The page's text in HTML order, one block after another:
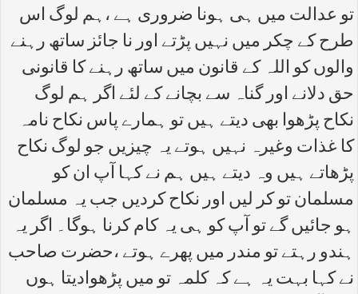
تو عدالت میں ہی ہونا ضروری ہے ،ہم لوگ اس
طرح کے چکر میں نہیں پڑتے اور نا جائز ساتھ رہنے
والوں کو اللہ کے قانون میں ساتھ رہنے کا قانونی
حق دلانے اور گناہ سے بچانے کے لئے اگر ہم لوگ
نکاح پڑھوا بھی دیتے ہیں تو ہمارے پاس نکاح نامہ
کا غذات وغیرہ نہیں ہوتے یہ چیزیں جو لوگ نکاح
پڑھاتے ہیں وہ دیتے ہیں ہم نے کہا آپ ان کو
مسلمان تو کر لیں اور نکاح کردیں جب یہ مسلمان
ہو جائیں گے تو آپ کو ہی یہ کام کرنا ہوگا۔ اگر یہ
ہندو رہتے تو مندر میں پھرے ہوتے ،حضرت صاحب
نے کہا بہت یہ ہے کہ کلمہ تو میں پڑھوادیتا ہوں